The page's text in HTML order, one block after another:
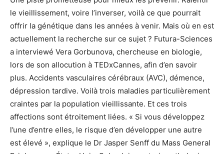
le vieillissement, voire l’inverser, voilà ce que pourrait
offrir la génétique dans les années à venir. Mais où en est
actuellement la recherche sur ce sujet ? Futura-Sciences
a interviewé Vera Gorbunova, chercheuse en biologie,
lors de son allocution à TEDxCannes, afin d’en savoir
plus. Accidents vasculaires cérébraux (AVC), démence,
dépression tardive. Voilà trois maladies particulièrement
craintes par la population vieillissante. Et ces trois
affections sont étroitement liées. « Si vous développez
l’une d’entre elles, le risque d’en développer une autre
est élevé », explique le Dr Jasper Senff du Mass General